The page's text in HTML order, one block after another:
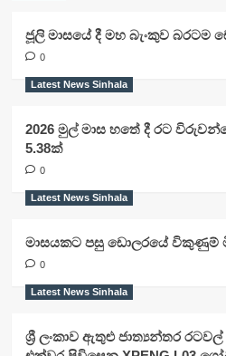
ජූලි මාසයේ දී මහ බැංකුව බරටම
0
Latest News Sinhala
2026 මුල් මාස හතේ දී රට
5.38ක්
0
Latest News Sinhala
මාසයකට පසු ඩොලරයේ විකුණුම්
0
Latest News Sinhala
ශ්‍රී ලංකාව ඇතුළු ජාත්‍යන්තර